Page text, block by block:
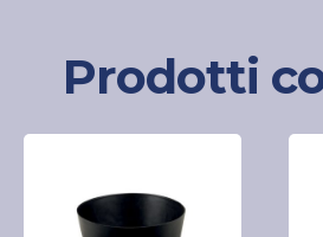
Prodotti